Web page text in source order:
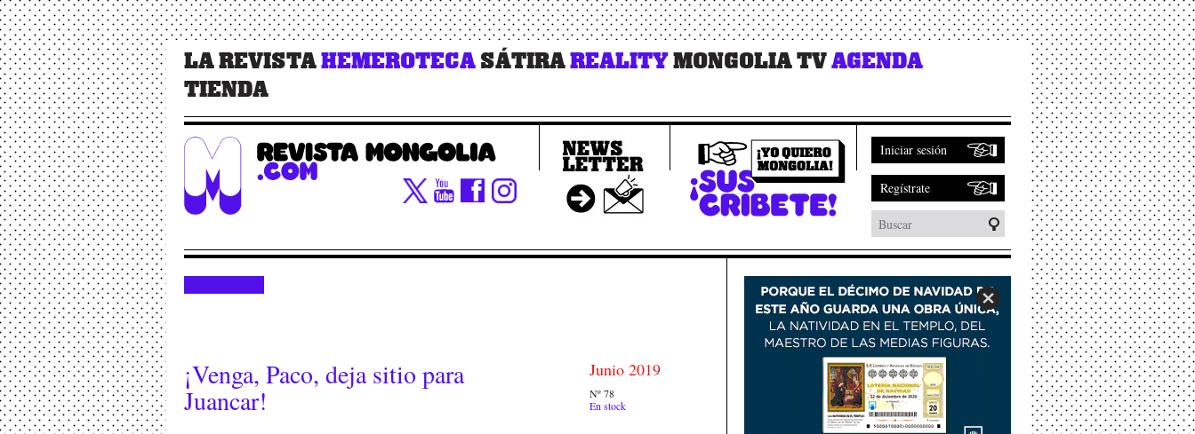
LA REVISTAHEMEROTECASÁTIRAREALITYMONGOLIA TVAGENDA
TIENDA
Iniciar sesión
Regístrate
¡Venga, Paco, deja sitio para
Juancar!
Junio 2019
Nº 78
En stock